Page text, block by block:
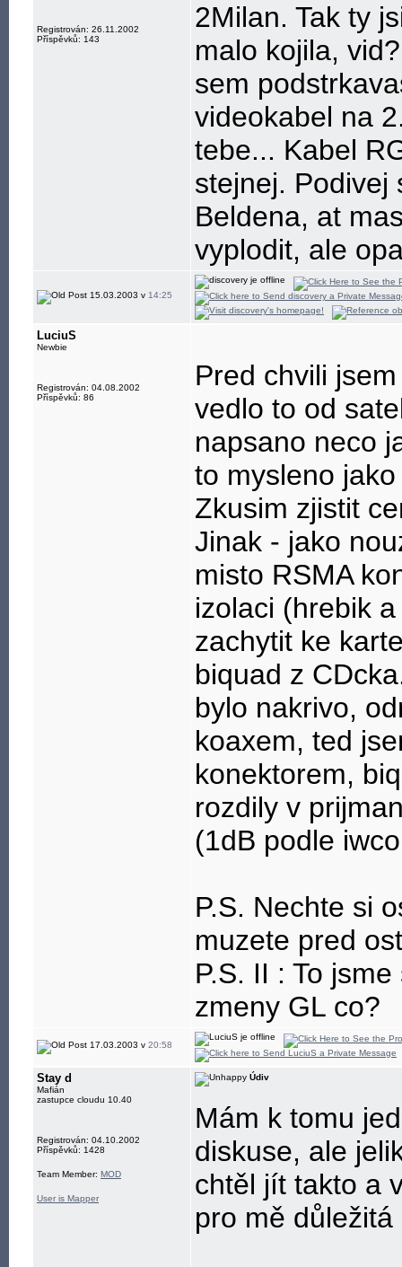
Registrován: 26.11.2002
Příspěvků: 143
2Milan. Tak ty
malo kojila,
sem
videokabel na
tebe... Kabel
stejnej. Podivej
Beldena, at
vyplodit, ale
15.03.2003 v 14:25
LuciuS
Newbie
Registrován: 04.08.2002
Příspěvků: 86
Pred chvili
vedlo to od
napsano neco
to mysleno
Zkusim zjistit
Jinak - jako
misto RSMA
izolaci (hrebik
zachytit ke
biquad z
bylo nakrivo,
koaxem, ted
konektorem,
rozdily v
(1dB podle
P.S. Nechte si
muzete pred
P.S. II : To
zmeny GL co?
17.03.2003 v 20:58
Stay d
Mafián
zastupce cloudu 10.40
Registrován: 04.10.2002
Příspěvků: 1428
Team Member: MOD
User is Mapper
Údiv
Mám k tomu
diskuse, ale
chtěl jít takto a
pro mě